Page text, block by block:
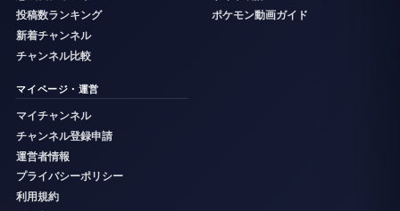
投稿数ランキング
新着チャンネル
チャンネル比較
ポケモン動画ガイド
マイページ・運営
マイチャンネル
チャンネル登録申請
運営者情報
プライバシーポリシー
利用規約